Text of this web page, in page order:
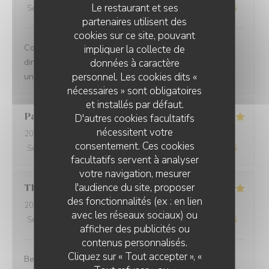
Le restaurant et ses
partenaires utilisent des
cookies sur ce site, pouvant
impliquer la collecte de
données à caractère
personnel. Les cookies dits «
nécessaires » sont obligatoires
et installés par défaut.
D'autres cookies facultatifs
nécessitent votre
consentement. Ces cookies
facultatifs servent à analyser
votre navigation, mesurer
l'audience du site, proposer
des fonctionnalités (ex : en lien
avec les réseaux sociaux) ou
afficher des publicités ou
contenus personnalisés.
Cliquez sur « Tout accepter », «
Service
Ambiance:5/5 Cuisine:5/5 Qualité / Prix /5
Comprehensive restaurant with friendly service. The
dinner was tasty with fresh ingredients and served with
unexpected flavors.
Paolo
2025-12-29
- 20:00 - Couverts 2
Service
Ambiance:5/5 Cuisine: 5/5 Qualité / Prix /5
Thomas
2025-12-31- 20:00 - Couverts 2
Service
Ambiance : 5/5 Cuisine: 5/5 Qualité / Prix /5
Best cuisine in old Nice.